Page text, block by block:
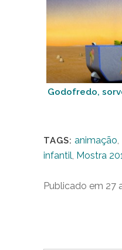
Godofredo,
TAGS: animação
infantil Mostra
Publicado em 27